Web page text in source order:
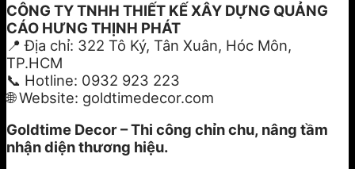
CÔNG TY TNHH THIẾT KẾ XÂY DỰNG QUẢNG
CÁO HƯNG THỊNH PHÁT
📍 Địa chỉ: 322 Tô Ký, Tân Xuân, Hóc Môn,
TP.HCM
📞 Hotline: 0932 923 223
🌐 Website: goldtimedecor.com
Goldtime Decor – Thi công chỉn chu, nâng tầm
nhận diện thương hiệu.